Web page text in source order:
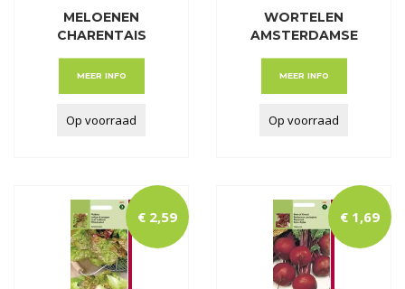
MELOENEN
CHARENTAIS
MEER INFO
Op voorraad
WORTELEN
AMSTERDAMSE
MEER INFO
Op voorraad
€ 2,59 € 1,69